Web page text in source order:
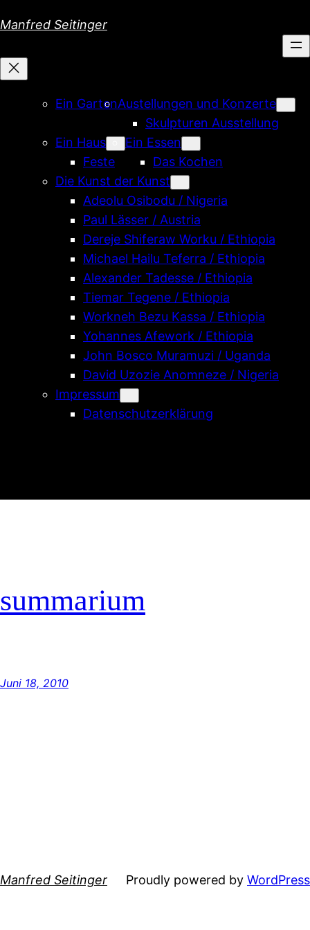
zum
wechseln
Manfred Seitinger
Ein GartenAustellungen und Konzerte
Skulpturen Ausstellung
Ein Haus
Feste
Ein Essen
Das Kochen
Die Kunst der Kunst
Adeolu Osibodu / Nigeria
Paul Lässer / Austria
Dereje Shiferaw Worku / Ethiopia
Michael Hailu Teferra / Ethiopia
Alexander Tadesse / Ethiopia
Tiemar Tegene / Ethiopia
Workneh Bezu Kassa / Ethiopia
Yohannes Afework / Ethiopia
John Bosco Muramuzi / Uganda
David Uzozie Anomneze / Nigeria
Impressum
Datenschutzerklärung
summarium
Juni 18, 2010
Manfred Seitinger Proudly powered by WordPress